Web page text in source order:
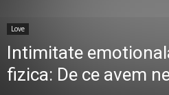
Love
Intimitate
fizica: De ce avem